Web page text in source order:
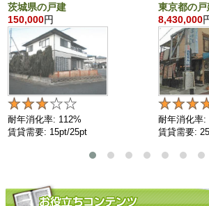
茨城県の戸建
150,000円
耐年消化率: 112%
賃貸需要: 15pt/25pt
東京都の戸
8,430,000
耐年消化率:
賃貸需要: